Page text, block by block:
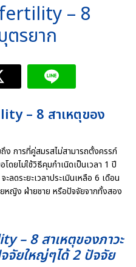
– 8
ตรยาก
– 8 สาเหตุของ
ง การที่คู่สมรสไม่สามารถตั้งครรภ์
ดยไม่ใช้วิธีคุมกำเนิดเป็นเวลา 1 ปี
ดระยะเวลาประเมินเหลือ 6 เดือน
หญิง ฝ่ายชาย หรือปัจจัยจากทั้งสอง
– 8 สาเหตุของภาวะ
จัยใหญ่ๆได้ 2 ปัจจัย